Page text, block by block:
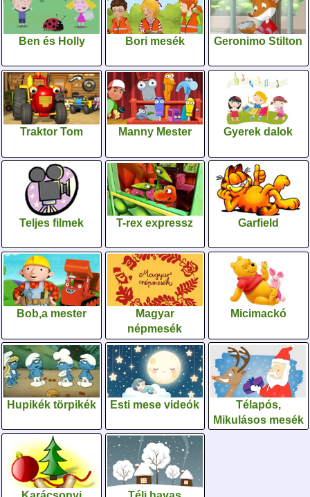
Ben és Holly Bori mesék Geronimo Stilton
Traktor Tom Manny Mester Gyerek dalok
Teljes filmek T-rex expressz Garfield
Bob,a mester
Magyar
népmesék
Micimackó
Hupikék törpikék Esti mese videók
Télapós,
Mikulásos mesék